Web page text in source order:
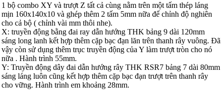
1 bộ combo XY và trượt Z tất cả cùng nằm trên một tấm thép láng
mịn 160x140x10 và ghép thêm 2 tấm 5mm nữa để chỉnh độ nghiên
cho cả bộ ( chỉnh vài mm thôi nhe).
X: truyền động bằng đai ray dẫn hướng THK bảng 9 dài 120mm
sáng long lanh kết hợp thêm cặp bạc đạn lăn trên thanh rây vuông. Đã
vậy còn sử dụng thêm trục truyền động của Y làm trượt tròn cho nó
nữa . Hành trình 55mm.
Y: Truyền động dây đai dẫn hướng rây THK RSR7 bảng 7 dài 80mm
sáng láng luôn cũng kết hợp thêm cặp bạc đạn trượt trên thanh rây
cho vững. Hành trình em khoảng 28mm.